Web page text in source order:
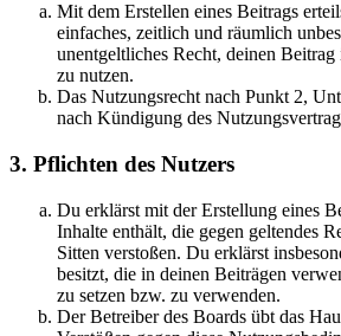
Mit dem Erstellen eines Beitrags
einfaches, zeitlich und räumlich
unentgeltliches Recht, deinen
zu nutzen.
Das Nutzungsrecht nach Punkt 2,
nach Kündigung des
3. Pflichten des Nutzers
Du erklärst mit der Erstellung eines
Inhalte enthält, die gegen geltendes
Sitten verstoßen. Du erklärst
besitzt, die in deinen Beiträgen
zu setzen bzw. zu verwenden.
Der Betreiber des Boards übt das